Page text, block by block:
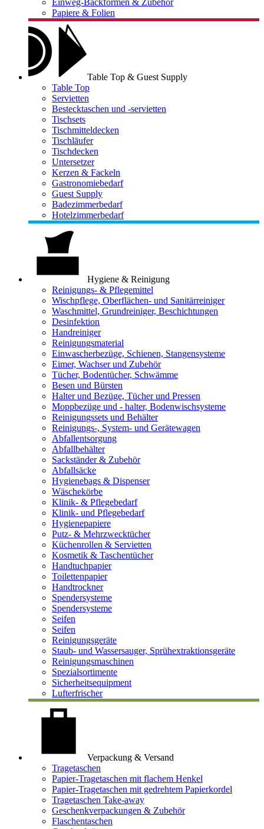
Einweg-Backformen & Zubehör
Papiere & Folien
Table Top & Guest Supply
Table Top
Servietten
Bestecktaschen und -servietten
Tischsets
Tischmitteldecken
Tischläufer
Tischdecken
Untersetzer
Kerzen & Fackeln
Gastronomiebedarf
Guest Supply
Badezimmerbedarf
Hotelzimmerbedarf
Hygiene & Reinigung
Reinigungs- & Pflegemittel
Wischpflege, Oberflächen- und Sanitärreiniger
Waschmittel, Grundreiniger, Beschichtungen
Desinfektion
Handreiniger
Reinigungsmaterial
Einwascherbezüge, Schienen, Stangensysteme
Eimer, Wachser und Zubehör
Tücher, Bodentücher, Schwämme
Besen und Bürsten
Halter und Bezüge, Tücher und Pressen
Moppbezüge und - halter, Bodenwischsysteme
Reinigungssets und Behälter
Reinigungs-, System- und Gerätewagen
Abfallentsorgung
Abfallbehälter
Sackständer & Zubehör
Abfallsäcke
Hygienebags & Dispenser
Wäschekörbe
Klinik- & Pflegebedarf
Klinik- und Pflegebedarf
Hygienepapiere
Putz- & Mehrzwecktücher
Küchenrollen & Servietten
Kosmetik & Taschentücher
Handtuchpapier
Toilettenpapier
Handtrockner
Spendersysteme
Spendersysteme
Seifen
Seifen
Reinigungsgeräte
Staub- und Wassersauger, Sprühextraktionsgeräte
Reinigungsmaschinen
Spezialsortimente
Sicherheitsequipment
Lufterfrischer
Verpackung & Versand
Tragetaschen
Papier-Tragetaschen mit flachem Henkel
Papier-Tragetaschen mit gedrehtem Papierkordel
Tragetaschen Take-away
Geschenkverpackungen & Zubehör
Flaschentaschen